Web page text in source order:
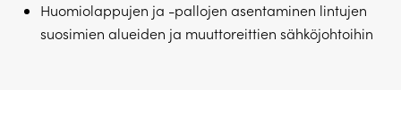
Huomiolappujen ja -pallojen asentaminen lintujen
suosimien alueiden ja muuttoreittien sähköjohtoihin